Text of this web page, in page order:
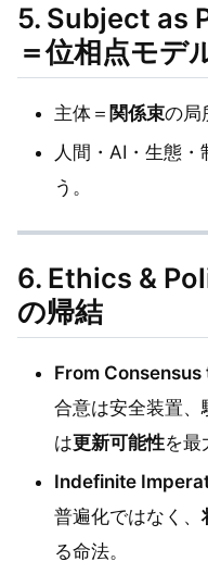
5. Subject as
＝位相点モデ
主体＝ 関係束の局
人間・AI・生態・
う。
6. Ethics &
の帰結
From
合意は安全装置、
は更新可能性を最
Indefinite
普遍化ではなく、
る命法。